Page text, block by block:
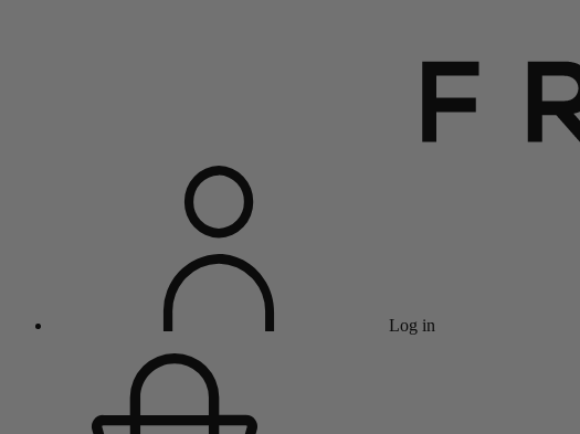
Log in